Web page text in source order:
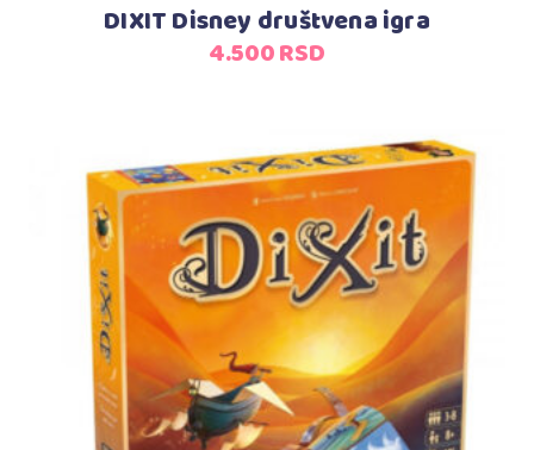
DIXIT Disney društvena igra
4.500RSD
Dodaj u korpu